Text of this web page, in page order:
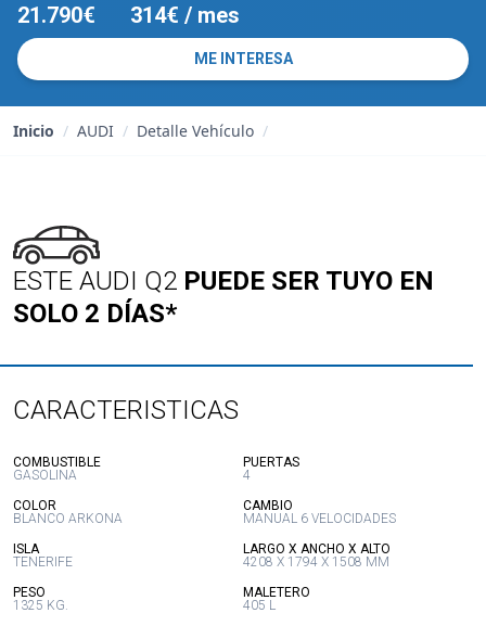
21.790€ 314€ / mes
ME INTERESA
Inicio / AUDI / Detalle Vehículo /
ESTE AUDI Q2 PUEDE SER TUYO EN
SOLO 2 DÍAS*
CARACTERISTICAS
COMBUSTIBLE:
GASOLINA
PUERTAS:
4
COLOR
BLANCO ARKONA
CAMBIO
MANUAL 6 VELOCIDADES
ISLA:
TENERIFE
LARGO X ANCHO X ALTO
4208 X 1794 X 1508 MM
PESO
1325 KG.
MALETERO
405 L